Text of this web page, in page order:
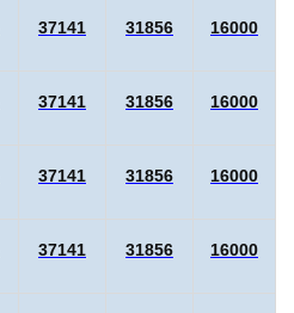
37141 31856 16000
37141 31856 16000
37141 31856 16000
37141 31856 16000